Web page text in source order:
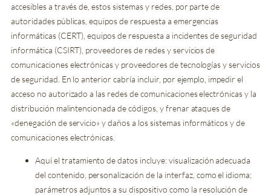
accesibles a través de, estos sistemas y redes, por parte de
autoridades públicas, equipos de respuesta a emergencias
informáticas (CERT), equipos de respuesta a incidentes de seguridad
informática (CSIRT), proveedores de redes y servicios de
comunicaciones electrónicas y proveedores de tecnologías y servicios
de seguridad. En lo anterior cabría incluir, por ejemplo, impedir el
acceso no autorizado a las redes de comunicaciones electrónicas y la
distribución malintencionada de códigos, y frenar ataques de
«denegación de servicio» y daños a los sistemas informáticos y de
comunicaciones electrónicas.
Aquí el tratamiento de datos incluye: visualización adecuada
del contenido, personalización de la interfaz, como el idioma;
parámetros adjuntos a su dispositivo como la resolución de